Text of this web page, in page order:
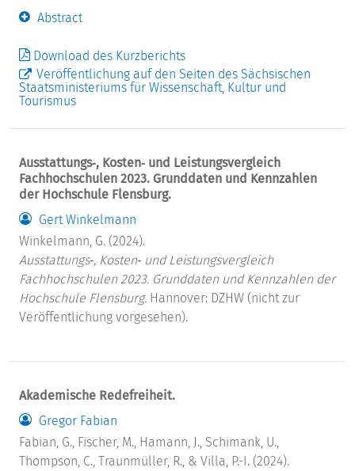
Abstract
Download des Kurzberichts
Veröffentlichung auf den Seiten des Sächsischen
Staatsministeriums für Wissenschaft, Kultur und
Tourismus
Ausstattungs‐, Kosten‐ und Leistungsvergleich
Fachhochschulen 2023. Grunddaten und Kennzahlen
der Hochschule Flensburg.
Gert Winkelmann
Winkelmann, G. (2024).
Ausstattungs‐, Kosten‐ und Leistungsvergleich
Fachhochschulen 2023. Grunddaten und Kennzahlen der
Hochschule Flensburg. Hannover: DZHW (nicht zur
Veröffentlichung vorgesehen).
Akademische Redefreiheit.
Gregor Fabian
Fabian, G., Fischer, M., Hamann, J., Schimank, U.,
Thompson, C., Traunmüller, R., & Villa, P.-I. (2024).